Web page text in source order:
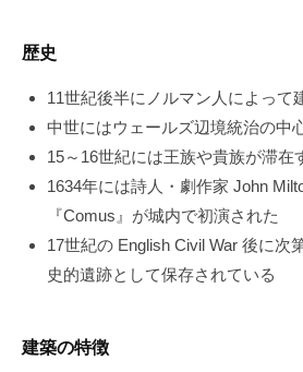
歴史
11世紀後半にノルマン人によって
中世にはウェールズ辺境統治の中
15～16世紀には王族や貴族が滞在
1634年には詩人・劇作家 John
『Comus』が城内で初演された
17世紀の English Civil War 後に次
史的遺跡として保存されている
建築の特徴